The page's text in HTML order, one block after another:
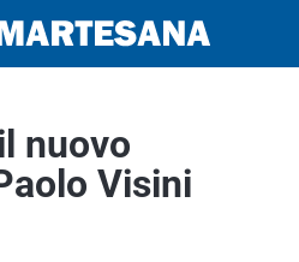
nuovo
Visini